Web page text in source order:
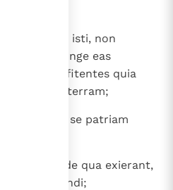
sunt omnes isti, non
sed a longe eas
et confitentes quia
sunt supra terram;
significant se patriam
de qua exierant,
revertendi;